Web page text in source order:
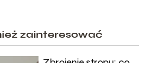
zainteresować